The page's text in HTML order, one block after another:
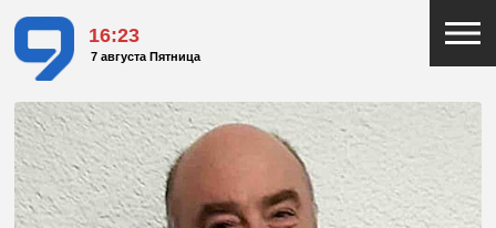
16:23
7 августа Пятница